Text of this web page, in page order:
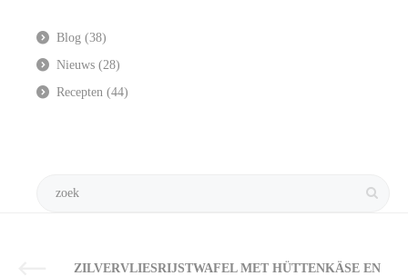
Blog (38)
Nieuws (28)
Recepten (44)
ZILVERVLIESRIJSTWAFEL MET HÜTTENKÄSE EN